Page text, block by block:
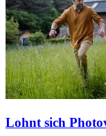
Lohnt sich